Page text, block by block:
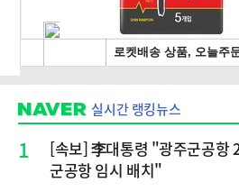
실시간 랭킹뉴스
1
[속보] 李대통령 "광주군공항
군공항 임시 배치"